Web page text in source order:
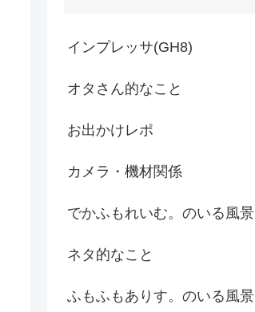
インプレッサ(GH8)
オタさん的なこと
お出かけレポ
カメラ・機材関係
でかふもれいむ。のいる風景
ネタ的なこと
ふもふもありす。のいる風景